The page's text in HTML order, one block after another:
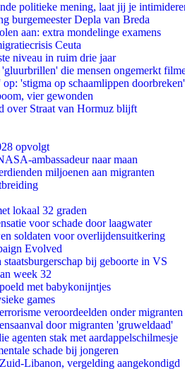
politieke mening, laat jij je
burgemeester Depla van Breda
aan: extra mondelinge examens
Ceuta
niveau in ruim drie jaar
die mensen ongemerkt
'stigma op schaamlippen doorbreken'
vier gewonden
over Straat van Hormuz blijft
opvolgt
ambassadeur naar maan
miljoenen aan migranten
lokaal 32 graden
voor schade door laagwater
soldaten voor overlijdensuitkering
Evolved
bij geboorte in VS
week 32
met babykonijntjes
games
veroordeelden onder migranten
door migranten 'gruweldaad'
agenten stak met aardappelschilmesje
schade bij jongeren
Libanon, vergelding aangekondigd